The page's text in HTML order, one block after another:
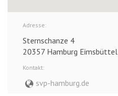
Adresse:
Sternschanze 4
20357 Hamburg Eimsbüttel
Kontakt:
svp-hamburg.de